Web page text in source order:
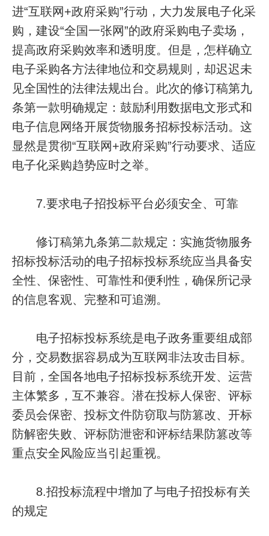
进“互联网+政府采购”行动，大力发展电子化采
购，建设“全国一张网”的政府采购电子卖场，
提高政府采购效率和透明度。但是，怎样确立
电子采购各方法律地位和交易规则，却迟迟未
见全国性的法律法规出台。此次的修订稿第九
条第一款明确规定：鼓励利用数据电文形式和
电子信息网络开展货物服务招标投标活动。这
显然是贯彻“互联网+政府采购”行动要求、适应
电子化采购趋势应时之举。
7.要求电子招投标平台必须安全、可靠
修订稿第九条第二款规定：实施货物服务
招标投标活动的电子招标投标系统应当具备安
全性、保密性、可靠性和便利性，确保所记录
的信息客观、完整和可追溯。
电子招标投标系统是电子政务重要组成部
分，交易数据容易成为互联网非法攻击目标。
目前，全国各地电子招标投标系统开发、运营
主体繁多，互不兼容。潜在投标人保密、评标
委员会保密、投标文件防窃取与防篡改、开标
防解密失败、评标防泄密和评标结果防篡改等
重点安全风险应当引起重视。
8.招投标流程中增加了与电子招投标有关
的规定